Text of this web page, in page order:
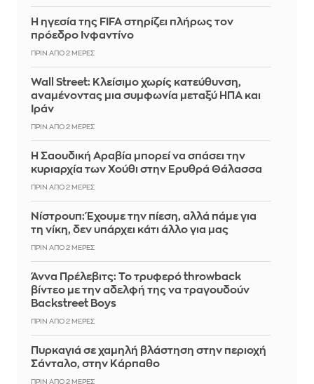
Η ηγεσία της FIFA στηρίζει πλήρως τον
πρόεδρο Ινφαντίνο
ΠΡΙΝ ΑΠΌ 2 ΜΈΡΕΣ
Wall Street: Κλείσιμο χωρίς κατεύθυνση,
αναμένοντας μια συμφωνία μεταξύ ΗΠΑ και
Ιράν
ΠΡΙΝ ΑΠΌ 2 ΜΈΡΕΣ
Η Σαουδική Αραβία μπορεί να σπάσει την
κυριαρχία των Χούθι στην Ερυθρά Θάλασσα
ΠΡΙΝ ΑΠΌ 2 ΜΈΡΕΣ
Νίστρουπ: Έχουμε την πίεση, αλλά πάμε για
τη νίκη, δεν υπάρχει κάτι άλλο για μας
ΠΡΙΝ ΑΠΌ 2 ΜΈΡΕΣ
Άννα Πρέλεβιτς: Το τρυφερό throwback
βίντεο με την αδελφή της να τραγουδούν
Backstreet Boys
ΠΡΙΝ ΑΠΌ 2 ΜΈΡΕΣ
Πυρκαγιά σε χαμηλή βλάστηση στην περιοχή
Σάνταλο, στην Κάρπαθο
ΠΡΙΝ ΑΠΌ 2 ΜΈΡΕΣ